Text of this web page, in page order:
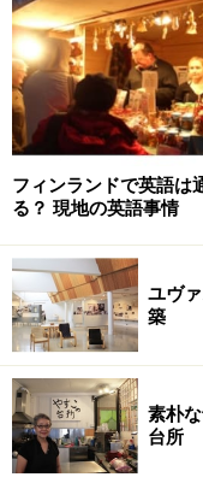
フィンランドで英語は
る？ 現地の英語事情
ユヴ
築
素朴
台所